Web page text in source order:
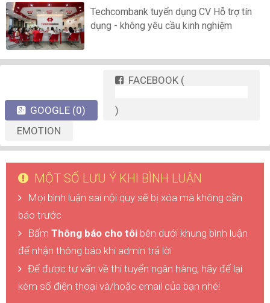
Techcombank tuyển dụng CV Hỗ trợ tín
dụng - không yêu cầu kinh nghiệm
GOOGLE (0)
FACEBOOK (
)
EMOTION
MỘT SỐ LƯU Ý KHI BÌNH LUẬN
Mọi bình luận sai nội quy sẽ bị xóa mà không cần
báo trước
Bấm Thông báo cho tôi bên dưới khung bình luận
để nhận thông báo khi admin trả lời
Để được tư vấn về thi tuyển ngân hàng, hãy để lại
kèm số điện thoại và/hoặc email của bạn nhé!